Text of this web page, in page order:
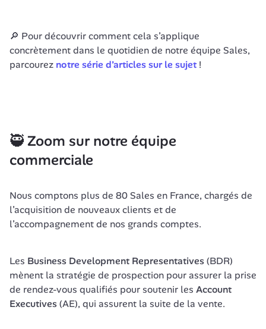
🔎 Pour découvrir comment cela s’applique
concrètement dans le quotidien de notre équipe Sales,
parcourez notre série d’articles sur le sujet !
🥷 Zoom sur notre équipe
commerciale
Nous comptons plus de 80 Sales en France, chargés de
l’acquisition de nouveaux clients et de
l’accompagnement de nos grands comptes.
Les Business Development Representatives (BDR)
mènent la stratégie de prospection pour assurer la prise
de rendez-vous qualifiés pour soutenir les Account
Executives (AE), qui assurent la suite de la vente.